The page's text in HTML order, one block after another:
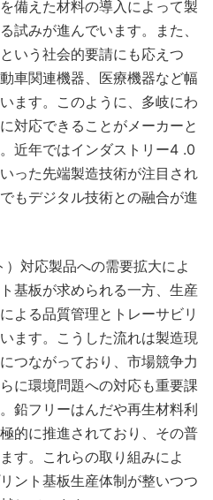
備えた材料の導入によって製
試みが進んでいます。また、
いう社会的要請にも応えつ
車関連機器、医療機器など幅
ます。このように、多岐にわ
対応できることがメーカーと
近年ではインダストリー4 .0
った先端製造技術が注目され
もデジタル技術との融合が進
対応製品への需要拡大によ
基板が求められる一方、生産
よる品質管理とトレーサビリ
ます。こうした流れは製造現
つながっており、市場競争力
に環境問題への対応も重要課
鉛フリーはんだや再生材料利
的に推進されており、その普
す。これらの取り組みによ
ント基板生産体制が整いつつ